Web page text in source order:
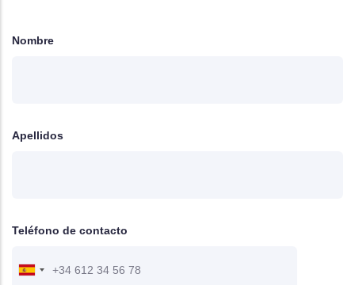
Nombre
Apellidos
Teléfono de contacto